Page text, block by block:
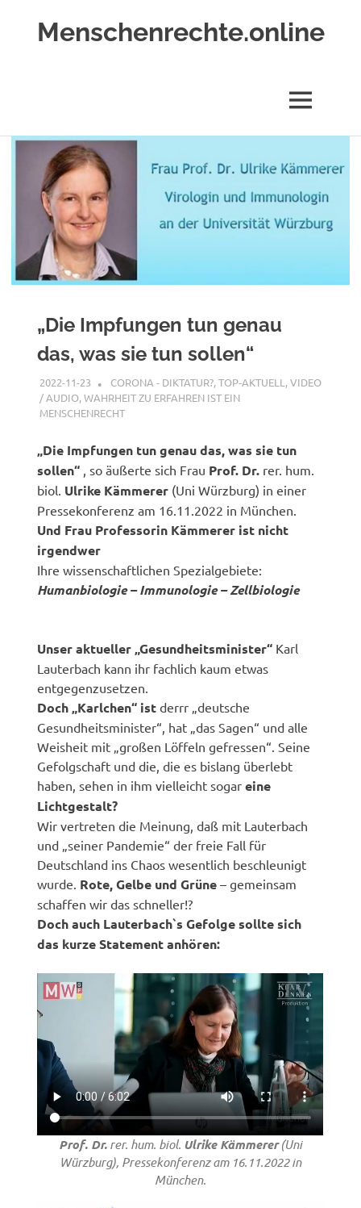
Menschenrechte.online
Geborene
wie
für
Ungeborene
MENÜ
„Die Impfungen tun genau
das, was sie tun sollen“
2022-11-23 XX
CORONA - DIKTATUR?,TOP-AKTUELL ,VIDEO
/ AUDIO,WAHRHEIT ZU ERFAHREN IST EIN
MENSCHENRECHT
„Die Impfungen tun genau das, was sie tun
sollen“ , so äußerte sich Frau Prof. Dr. rer. hum.
biol. Ulrike Kämmerer (Uni Würzburg) in einer
Pressekonferenz am 16.11.2022 in München.
Und Frau Professorin Kämmerer ist nicht
irgendwer
Ihre wissenschaftlichen Spezialgebiete:
Humanbiologie – Immunologie – Zellbiologie
Unser aktueller „Gesundheitsminister“ Karl
Lauterbach kann ihr fachlich kaum etwas
entgegenzusetzen.
Doch „Karlchen“ istderrr „deutsche
Gesundheitsminister“, hat „das Sagen“ und alle
Weisheit mit „großen Löffeln gefressen“. Seine
Gefolgschaft und die, die es bislang überlebt
haben, sehen in ihm vielleicht sogareine
Lichtgestalt?
Wir vertreten die Meinung, daß mit Lauterbach
und „seiner Pandemie“ der freie Fall für
Deutschland ins Chaos wesentlich beschleunigt
wurde. Rote, Gelbe und Grüne – gemeinsam
schaffen wir das schneller!?
Doch auch Lauterbach`s Gefolge sollte sich
das kurze Statement anhören:
Prof. Dr. rer. hum. biol. Ulrike Kämmerer(Uni
Würzburg), Pressekonferenz am 16.11.2022 in
München.